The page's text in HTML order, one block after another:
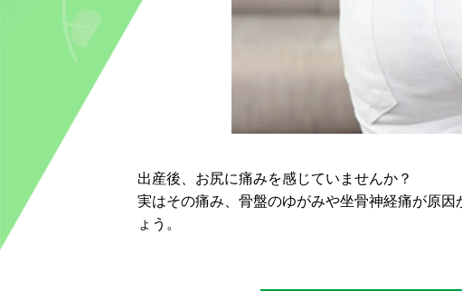
出産後、お尻に痛みを感じていませんか？
実はその痛み、骨盤のゆがみや坐骨神経痛が原
ょう。